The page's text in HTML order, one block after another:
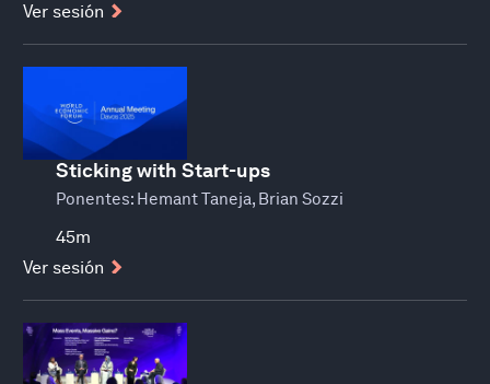
Ver sesión
Sticking with Start-ups
Ponentes: Hemant Taneja, Brian Sozzi
45m
Ver sesión